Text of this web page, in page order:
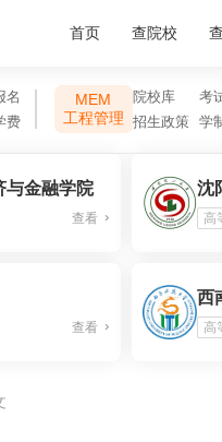
首页 查院校
名
费
MEM
工程管理
院校库
考
招生政策
学
与金融学院
查看
沈
高
查看
西
高